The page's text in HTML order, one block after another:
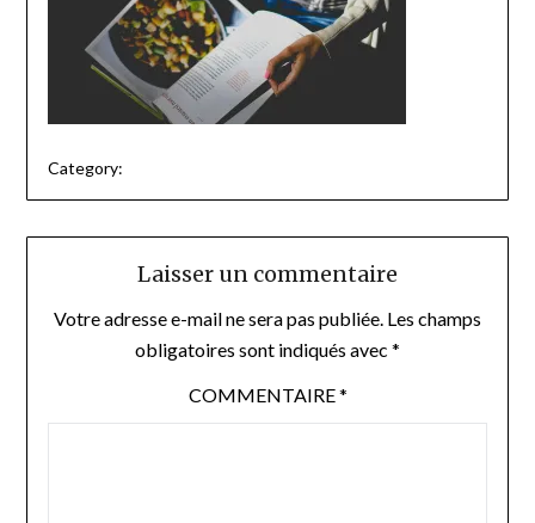
Category:
Laisser un commentaire
Votre adresse e-mail ne sera pas publiée. Les champs
obligatoires sont indiqués avec *
COMMENTAIRE*